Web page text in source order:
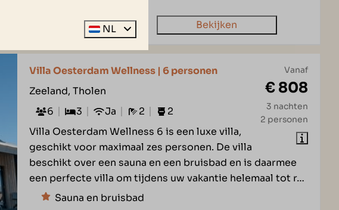
Bekijken
Vanaf
€ 808
3 nachten
2 personen
Villa Oesterdam Wellness | 6 personen
Zeeland, Tholen
6
3 Ja 2
2
Villa Oesterdam Wellness 6 is een luxe villa,
geschikt voor maximaal zes personen. De villa
beschikt over een sauna en een bruisbad en is daarmee
een perfecte villa om tijdens uw vakantie helemaal tot r…
Sauna en bruisbad
NL